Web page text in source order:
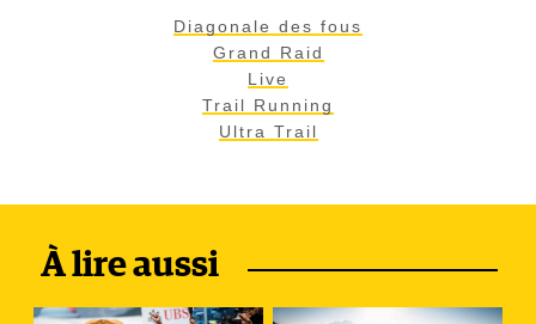
Diagonale des fous
Grand Raid
Live
Trail Running
Ultra Trail
À lire aussi